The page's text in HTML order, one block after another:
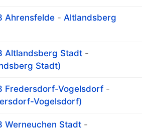
Ahrensfelde - Altlandsberg
Altlandsberg Stadt -
Stadt)
Fredersdorf-Vogelsdorf -
Vogelsdorf)
Werneuchen Stadt -